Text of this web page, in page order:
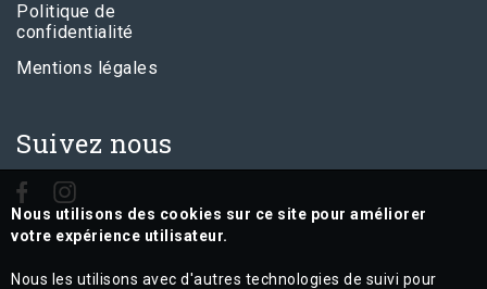
Politique de
confidentialité
Mentions légales
Suivez nous
Nous utilisons des cookies sur ce site pour améliorer
votre expérience utilisateur.
Nous les utilisons avec d'autres technologies de suivi pour